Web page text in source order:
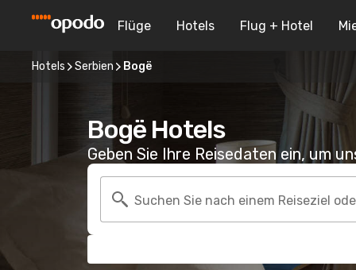
Flüge Hotels Flug + Hotel
Hotels Serbien Bogë
Bogë Hotels
Geben Sie Ihre Reisedaten ein, um